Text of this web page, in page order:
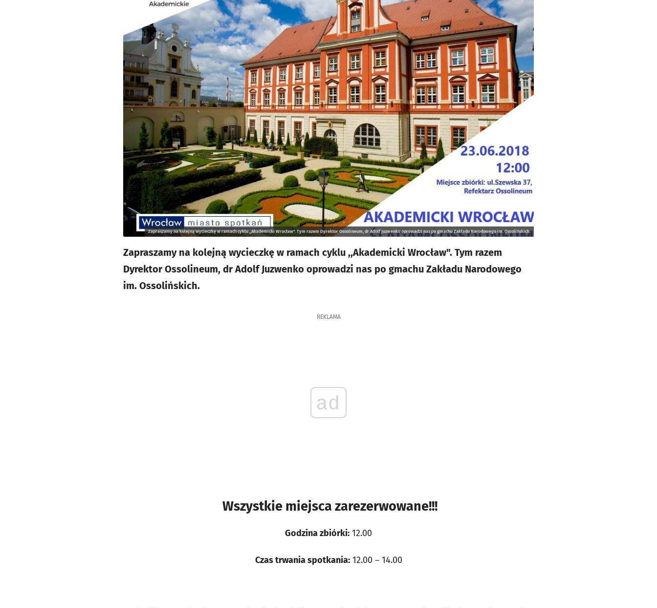
Zapraszamy na kolejną wycieczkę w ramach cyklu ,,Akademicki Wrocław". Tym razem Dyrektor Ossolineum, dr Adolf Juzwenko oprowadzi nas po gmachu Zakładu Narodowego im. Ossolińskich.
Zapraszamy na kolejną wycieczkę w ramach cyklu ,,Akademicki Wrocław". Tym razem
Dyrektor Ossolineum, dr Adolf Juzwenko oprowadzi nas po gmachu Zakładu Narodowego
im. Ossolińskich.
REKLAMA
ad
Wszystkie miejsca zarezerwowane!!!
Godzina zbiórki: 12.00
Czas trwania spotkania:12.00 – 14.00